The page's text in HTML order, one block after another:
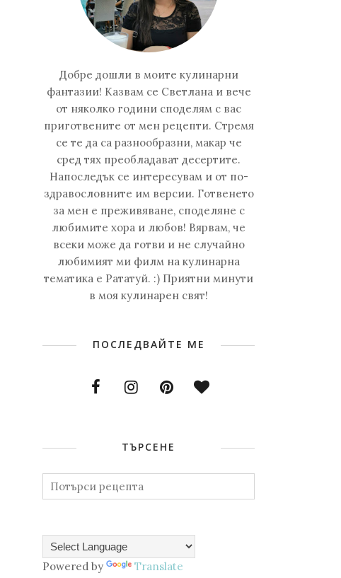
Добре дошли в моите кулинарни
фантазии! Казвам се Светлана и вече
от няколко години споделям с вас
приготвените от мен рецепти. Стремя
се те да са разнообразни, макар че
сред тях преобладават десертите.
Напоследък се интересувам и от по-
здравословните им версии. Готвенето
за мен е преживяване, споделяне с
любимите хора и любов! Вярвам, че
всеки може да готви и не случайно
любимият ми филм на кулинарна
тематика е Рататуй. :) Приятни минути
в моя кулинарен свят!
ПОСЛЕДВАЙТЕ МЕ
ТЪРСЕНЕ
Powered by Translate